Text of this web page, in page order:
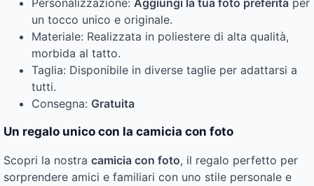
Personalizzazione: Aggiungi la tua foto preferita per
un tocco unico e originale.
Materiale: Realizzata in poliestere di alta qualità,
morbida al tatto.
Taglia: Disponibile in diverse taglie per adattarsi a
tutti.
Consegna: Gratuita
Un regalo unico con la camicia con foto
Scopri la nostra camicia con foto, il regalo perfetto per
sorprendere amici e familiari con uno stile personale e